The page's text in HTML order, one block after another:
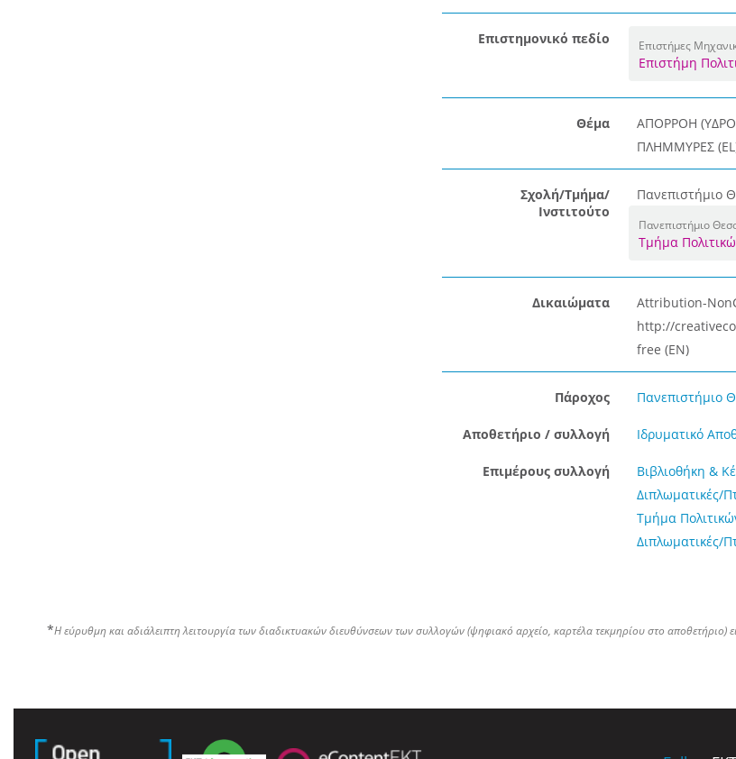
Επιστημονικό πεδίο Επιστήμες
Επιστήμη
Θέμα
ΑΠΟΡΡΟΗ
ΠΛΗΜΜΥΡΕΣ
Σχολή/Τμήμα/
Ινστιτούτο
Πανεπιστήμιο
Πανεπιστήμιο
Τμήμα
Δικαιώματα
Attribution-
http://
free (EN)
Πάροχος Πανεπιστήμιο
Αποθετήριο / συλλογή Ιδρυματικό
Επιμέρους συλλογή
Βιβλιοθήκη &
Διπλωματικές/
Τμήμα
Διπλωματικές/
*Η εύρυθμη και αδιάλειπτη λειτουργία των διαδικτυακών διευθύνσεων των συλλογών (ψηφιακό αρχείο, καρτέλα τεκμηρίου στο αποθετήριο)